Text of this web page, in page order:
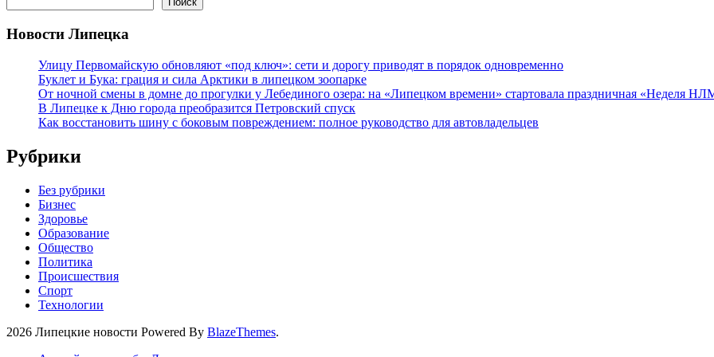
Новости Липецка
Улицу Первомайскую обновляют «под ключ»: сети и дорогу приводят в порядок одновременно
Буклет и Бука: грация и сила Арктики в липецком зоопарке
От ночной смены в домне до прогулки у Лебединого озера: на «Липецком времени» стартовала праздничная «Неделя
В Липецке к Дню города преобразится Петровский спуск
Как восстановить шину с боковым повреждением: полное руководство для автовладельцев
Рубрики
Без рубрики
Бизнес
Здоровье
Образование
Общество
Политика
Происшествия
Спорт
Технологии
2026 Липецкие новости Powered By BlazeThemes.